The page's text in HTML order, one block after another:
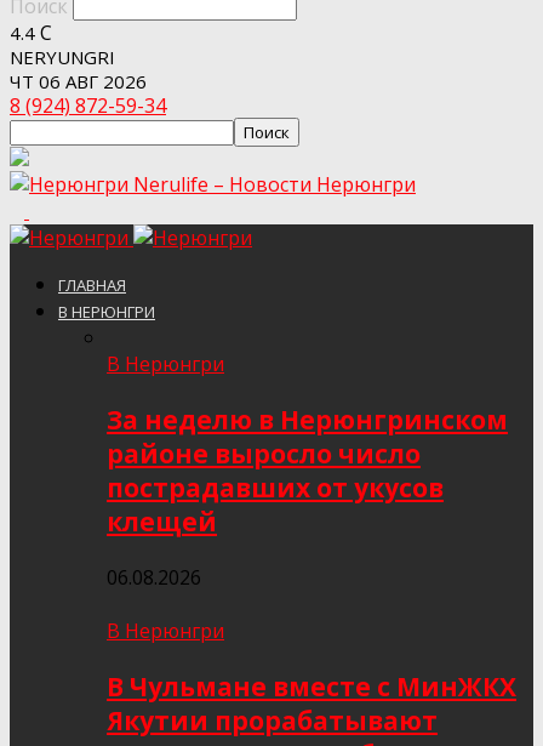
Поиск
4.4 C
NERYUNGRI
ЧТ 06 АВГ 2026
8 (924) 872-59-34
Nerulife – Новости Нерюнгри
ГЛАВНАЯ
В НЕРЮНГРИ
В Нерюнгри
За неделю в Нерюнгринском
районе выросло число
пострадавших от укусов
клещей
06.08.2026
В Нерюнгри
В Чульмане вместе с МинЖКХ
Якутии прорабатывают